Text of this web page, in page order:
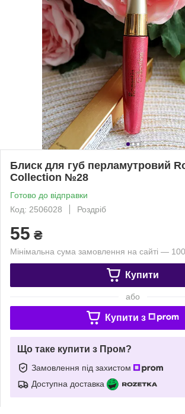
Блиск для губ перламутровий
Collection №28
Готово до відправки
Код: 2506028
Роздріб
55 ₴
Мінімальна сума замовлення на сайті —
Купити
або
Купити з
Що таке купити з Пром?
Замовлення під захистом
Доступна доставка